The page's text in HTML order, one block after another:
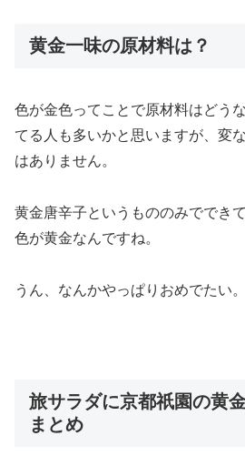
黄金一味の原材料は？
色が金色ってことで原材料はどう
てる人も多いかと思いますが、変
はありません。
黄金唐辛子というもののみでできて
色が黄金なんですね。
うん、なんかやっぱりおめでたい。
旅サラダに京都祇園の黄
まとめ